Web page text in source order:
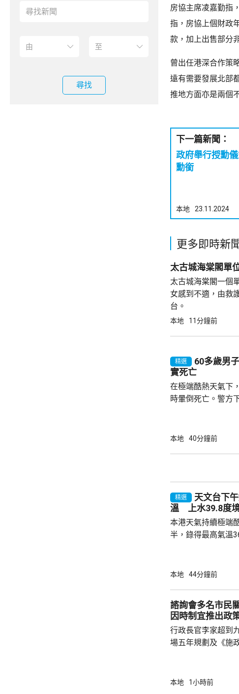
尋找
房協主席凌嘉勤指
指，房協上個財政
款，加上出售部分
曾出任港深合作策
遠有需要發展北部
推地方面亦是兩個
下一篇新聞：
政府舉行授勳
勳銜
本地 23.11.2024
更多即時新
太古城海棠閣單
太古城海棠閣一個
女感到不適，由救
台。
本地 11分鐘前
精選
60多歲男
實死亡
在極端酷熱天氣下
時暈倒死亡。警方
一度錄到37度的高
本地 40分鐘前
精選
天文台下
溫 上水39.8度
本港天氣持續極端
半，錄得最高氣溫
錄得的最高紀錄。 天文台指，強颱風「白海
度或以上。預料未
熱，部分地區37度
持續。
本地 44分鐘前
諮詢會多名市民
因時制宜推出政
行政長官李家超到
場五年規劃及《施
訂五年規劃，因此
本地 1小時前